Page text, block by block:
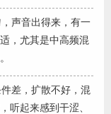
声音出得来，有一
，尤其是中高频混
差，扩散不好，混
听起来感到干涩、